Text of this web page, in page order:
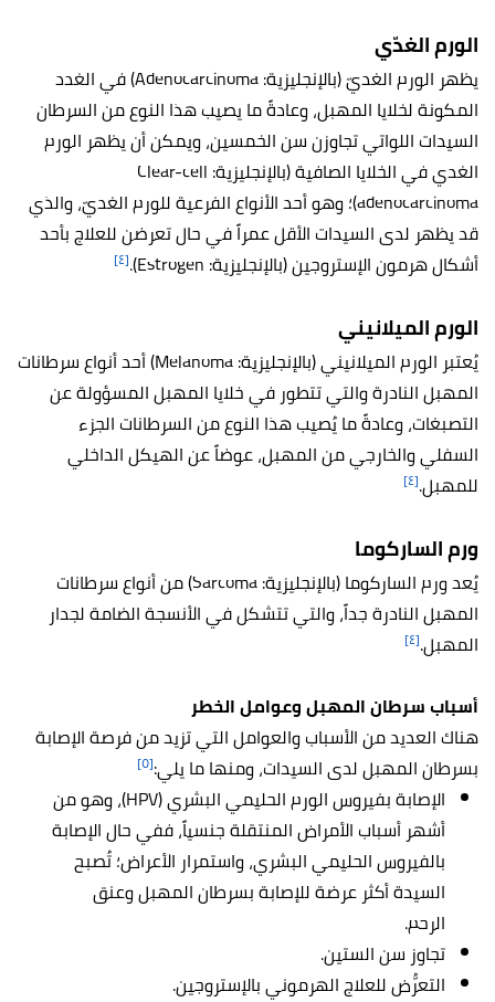
الورم الغدّي
يظهر الورم الغديّ (بالإنجليزية: Adenocarcinoma) في الغدد
المكونة لخلايا المهبل، وعادةً ما يصيب هذا النوع من السرطان
السيدات اللواتي تجاوزن سن الخمسين، ويمكن أن يظهر الورم
الغدي في الخلايا الصافية (بالإنجليزية: Clear-cell
adenocarcinoma)؛ وهو أحد الأنواع الفرعية للورم الغديّ، والذي
قد يظهر لدى السيدات الأقل عمراً في حال تعرضن للعلاج بأحد
أشكال هرمون الإستروجين (بالإنجليزية: Estrogen)
.[٤]
الورم الميلانيني
يُعتبر الورم الميلانيني (بالإنجليزية: Melanoma) أحد أنواع سرطانات
المهبل النادرة والتي تتطور في خلايا المهبل المسؤولة عن
التصبغات، وعادةً ما يُصيب هذا النوع من السرطانات الجزء
السفلي والخارجي من المهبل، عوضاً عن الهيكل الداخلي
للمهبل.[٤]
ورم الساركوما
يُعد ورم الساركوما (بالإنجليزية: Sarcoma) من أنواع سرطانات
المهبل النادرة جداً، والتي تتشكل في الأنسجة الضامة لجدار
المهبل.[٤]
أسباب سرطان المهبل وعوامل الخطر
هناك العديد من الأسباب والعوامل التي تزيد من فرصة الإصابة
بسرطان المهبل لدى السيدات، ومنها ما يلي:[٥]
الإصابة بفيروس الورم الحليمي البشري (HPV)، وهو من
أشهر أسباب الأمراض المنتقلة جنسياً، ففي حال الإصابة
بالفيروس الحليمي البشري، واستمرار الأعراض؛ تُصبح
السيدة أكثر عرضة للإصابة بسرطان المهبل وعنق
الرحم.
تجاوز سن الستين.
التعرُّض للعلاج الهرموني بالإستروجين.